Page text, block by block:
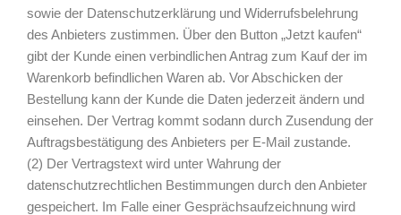
sowie der Datenschutzerklärung und Widerrufsbelehrung
des Anbieters zustimmen. Über den Button „Jetzt kaufen“
gibt der Kunde einen verbindlichen Antrag zum Kauf der im
Warenkorb befindlichen Waren ab. Vor Abschicken der
Bestellung kann der Kunde die Daten jederzeit ändern und
einsehen. Der Vertrag kommt sodann durch Zusendung der
Auftragsbestätigung des Anbieters per E-Mail zustande.
(2) Der Vertragstext wird unter Wahrung der
datenschutzrechtlichen Bestimmungen durch den Anbieter
gespeichert. Im Falle einer Gesprächsaufzeichnung wird